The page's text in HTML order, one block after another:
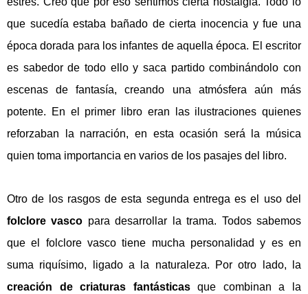
que sucedía estaba bañado de cierta inocencia y fue una
época dorada para los infantes de aquella época. El escritor
es sabedor de todo ello y saca partido combinándolo con
escenas de fantasía, creando una atmósfera aún más
potente. En el primer libro eran las ilustraciones quienes
reforzaban la narración, en esta ocasión será la música
quien toma importancia en varios de los pasajes del libro.
Otro de los rasgos de esta segunda entrega es el uso del
folclore vasco para desarrollar la trama. Todos sabemos
que el folclore vasco tiene mucha personalidad y es en
suma riquísimo, ligado a la naturaleza. Por otro lado, la
creación de criaturas
fantásticasque combinan a la